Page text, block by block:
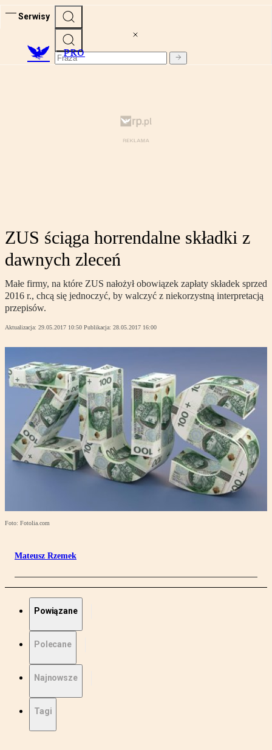
Serwisy
PRO
ZUS ściąga horrendalne składki z
dawnych zleceń
Małe firmy, na które ZUS nałożył obowiązek zapłaty składek sprzed
2016 r., chcą się jednoczyć, by walczyć z niekorzystną interpretacją
przepisów.
Aktualizacja: 29.05.2017 10:50 Publikacja: 28.05.2017 16:00
Foto: Fotolia.com
Mateusz Rzemek
Powiązane
Polecane
Najnowsze
Tagi